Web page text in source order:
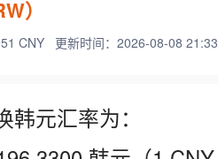
）
CNY 更新时间：2026-08-08
元汇率为：